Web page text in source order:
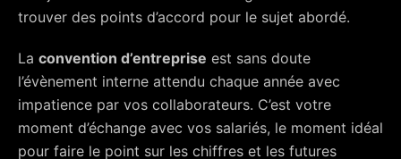
trouver des points d’accord pour le sujet abordé.
La convention d’entreprise est sans doute
l’évènement interne attendu chaque année avec
impatience par vos collaborateurs. C’est votre
moment d’échange avec vos salariés, le moment idéal
pour faire le point sur les chiffres et les futures